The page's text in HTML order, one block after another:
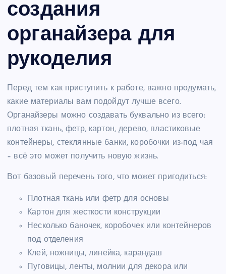
создания
органайзера для
рукоделия
Перед тем как приступить к работе, важно продумать,
какие материалы вам подойдут лучше всего.
Органайзеры можно создавать буквально из всего:
плотная ткань, фетр, картон, дерево, пластиковые
контейнеры, стеклянные банки, коробочки из-под чая
– всё это может получить новую жизнь.
Вот базовый перечень того, что может пригодиться:
Плотная ткань или фетр для основы
Картон для жесткости конструкции
Несколько баночек, коробочек или контейнеров
под отделения
Клей, ножницы, линейка, карандаш
Пуговицы, ленты, молнии для декора или